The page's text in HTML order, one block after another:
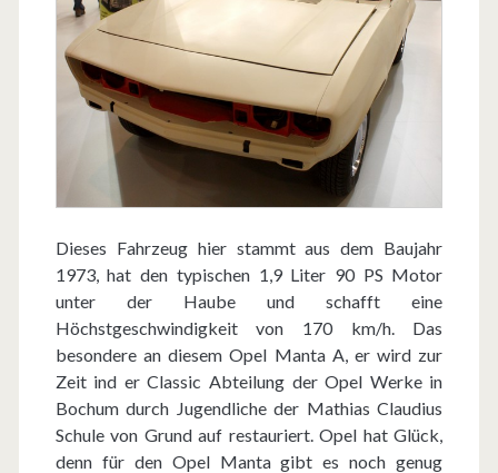
Dieses Fahrzeug hier stammt aus dem Baujahr
1973, hat den typischen 1,9 Liter 90 PS Motor
unter der Haube und schafft eine
Höchstgeschwindigkeit von 170 km/h. Das
besondere an diesem Opel Manta A, er wird zur
Zeit ind er Classic Abteilung der Opel Werke in
Bochum durch Jugendliche der Mathias Claudius
Schule von Grund auf restauriert. Opel hat Glück,
denn für den Opel Manta gibt es noch genug